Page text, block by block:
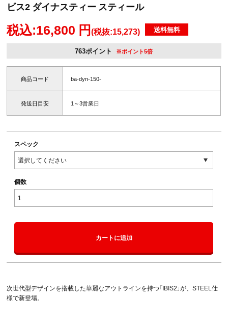
ビス2 ダイナスティー スティール
税込:16,800 円(税抜:15,273) 送料無料
763ポイント ※ポイント5倍
商品コード ba-dyn-150-
発送日目安 1～3営業日
スペック
個数
カートに追加
次世代型デザインを搭載した華麗なアウトラインを持つ「IBIS2」が、STEEL仕
様で新登場。